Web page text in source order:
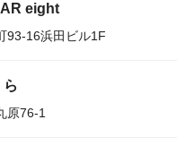
eight
93-16浜田ビル1F
原76-1